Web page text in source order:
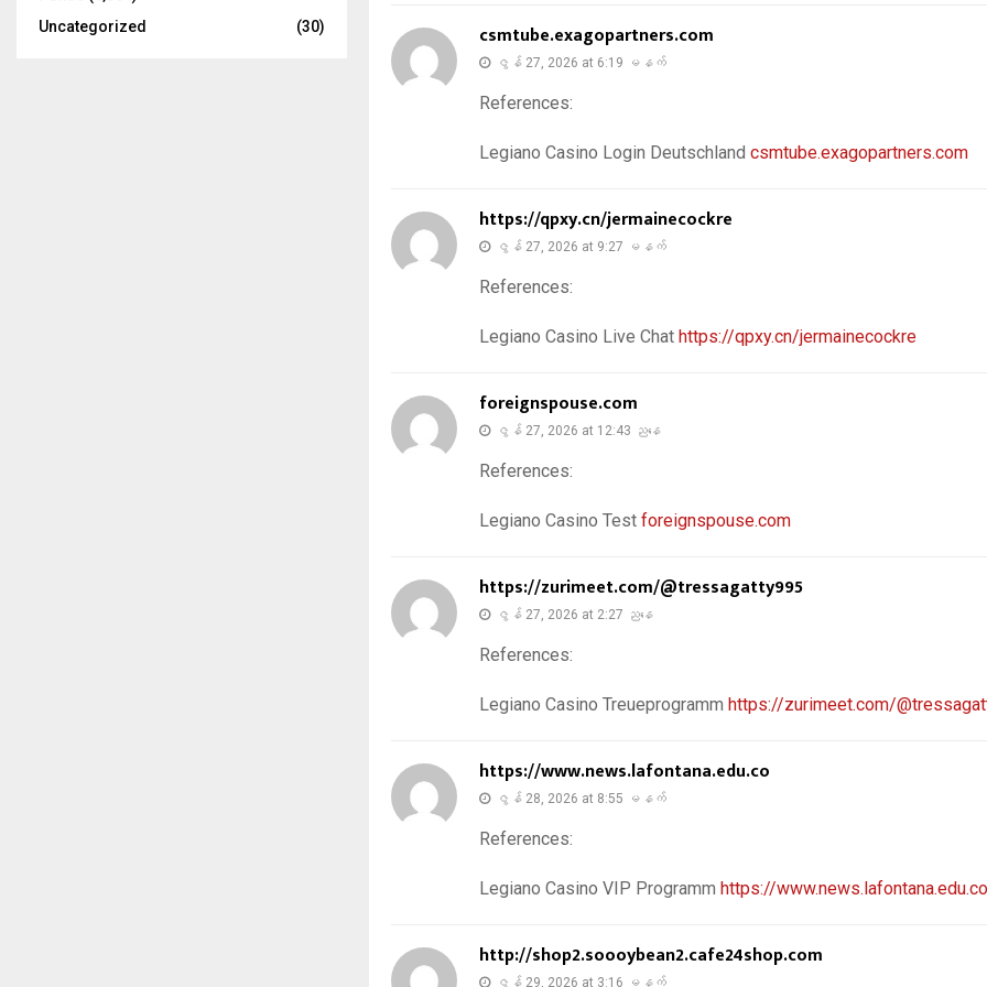
csmtube.exagopartners.com
ဇွန် 27, 2026 at 6:19 မနက်
References:
Legiano Casino Login Deutschland csmtube.exagopartners.com
https://qpxy.cn/jermainecockre
ဇွန် 27, 2026 at 9:27 မနက်
References:
Legiano Casino Live Chat https://qpxy.cn/jermainecockre
foreignspouse.com
ဇွန် 27, 2026 at 12:43 ညနေ
References:
Legiano Casino Test foreignspouse.com
https://zurimeet.com/@tressagatty995
ဇွန် 27, 2026 at 2:27 ညနေ
References:
Legiano Casino Treueprogramm https://zurimeet.com/
https://www.news.lafontana.edu.co
ဇွန် 28, 2026 at 8:55 မနက်
References:
Legiano Casino VIP Programm https://www.news.lafontana.edu.co
http://shop2.soooybean2.cafe24shop.com
ဇွန် 29, 2026 at 3:16 မနက်
Uncategorized
(30)